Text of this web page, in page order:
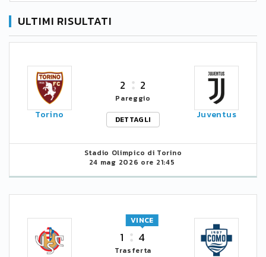
ULTIMI RISULTATI
Torino
2 2
Pareggio
DETTAGLI
Juventus
Stadio Olimpico di Torino
24 mag 2026 ore 21:45
1 4
VINCE
Trasferta